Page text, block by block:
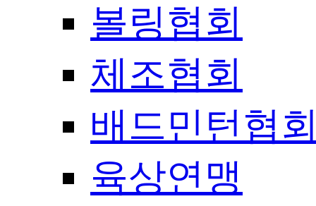
볼링협회
체조협회
배드민턴협
육상연맹